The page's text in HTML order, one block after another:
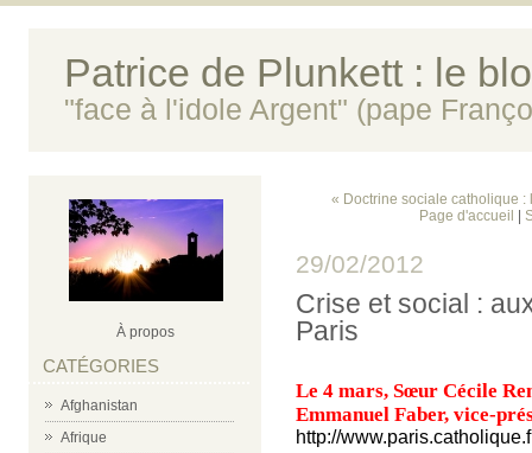
Patrice de Plunkett : le
"face à l'idole Argent" (pape
À propos
CATÉGORIES
Afghanistan
Afrique
« Doctrine sociale catholique
Page d'accueil
29/02/2012
Crise et social :
Paris
Le 4 mars, Sœur Cécile
Emmanuel Faber, vice-
http://